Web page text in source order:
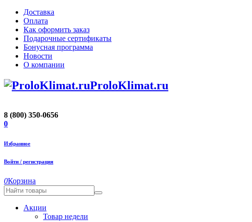
Доставка
Оплата
Как оформить заказ
Подарочные сертификаты
Бонусная программа
Новости
О компании
ProloKlimat.ru
8 (800) 350-0656
0
Избранное
Войти / регистрация
0Корзина
Акции
Товар недели